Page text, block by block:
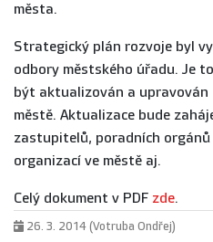
města.
Strategický plán rozvoje byl
odbory městského úřadu. Je
být aktualizován a upravován
městě. Aktualizace bude
zastupitelů, poradních
organizací ve městě aj.
Celý dokument v PDF zde.
26. 3. 2014 (Votruba Ondřej)